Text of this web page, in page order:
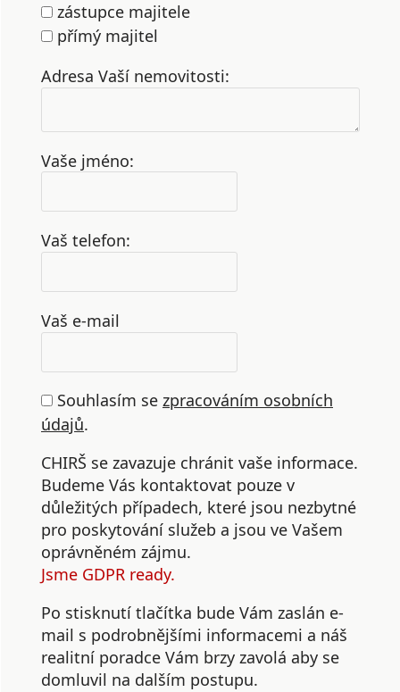
zástupce majitele
přímý majitel
Adresa Vaší nemovitosti:
Vaše jméno:
Vaš telefon:
Vaš e-mail
Souhlasím se zpracováním osobních
údajů.
CHIRŠ se zavazuje chránit vaše informace.
Budeme Vás kontaktovat pouze v
důležitých případech, které jsou nezbytné
pro poskytování služeb a jsou ve Vašem
oprávněném zájmu.
Jsme GDPR ready.
Po stisknutí tlačítka bude Vám zaslán e-
mail s podrobnějšími informacemi a náš
realitní poradce Vám brzy zavolá aby se
domluvil na dalším postupu.